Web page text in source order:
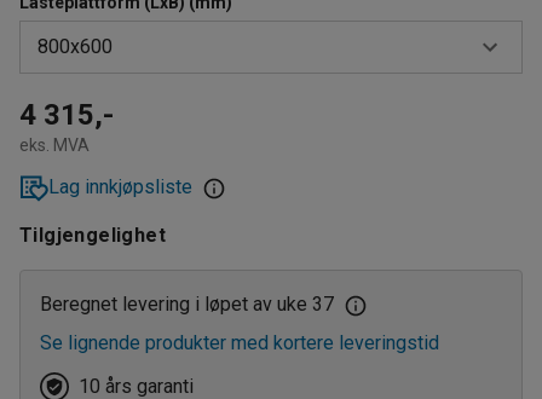
800x600
1000x600
1200x600
1400x600
1600x600
800x600
4 315,-
eks. MVA
Lag innkjøpsliste
Tilgjengelighet
Beregnet levering i løpet av uke 37
Se lignende produkter med kortere leveringstid
10 års garanti